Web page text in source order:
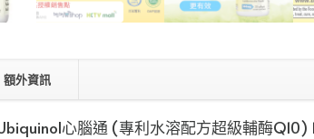
額外資訊
心腦通 (專利水溶配方超級輔酶Q10)